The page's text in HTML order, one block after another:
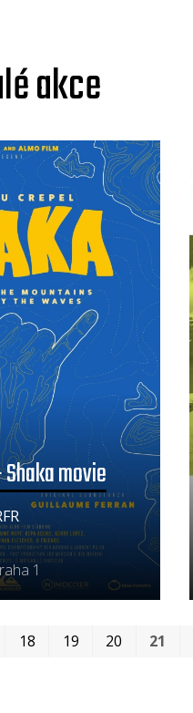
akce
movie
1
18 19 20 21